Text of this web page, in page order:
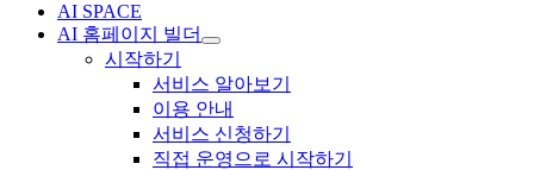
AI SPACE
AI 홈페이지 빌더
시작하기
서비스 알아보기
이용 안내
서비스 신청하기
직접 운영으로 시작하기